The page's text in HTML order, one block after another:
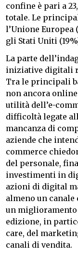
confine è pari a
totale. Le
l’Unione Europea
gli Stati Uniti
La parte
iniziative digitali
Tra le principali
non ancora
utilità dell’e-
difficoltà legate
mancanza di
aziende che
commerce
del personale,
investimenti in
azioni di digital
almeno un
un miglioramento
edizione, in
care, del
canali di vendita.